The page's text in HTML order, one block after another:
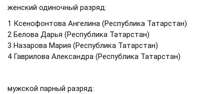
женский одиночный разряд:
1 Ксенофонтова Ангелина (Республика Татарстан)
2 Белова Дарья (Республика Татарстан)
3 Назарова Мария (Республика Татарстан)
4 Гаврилова Александра (Республика Татарстан)
мужской парный разряд: